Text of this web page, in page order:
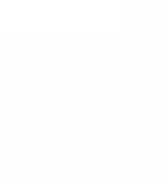
器 空容器 スティック ペン
フレグランス 化粧水 美容